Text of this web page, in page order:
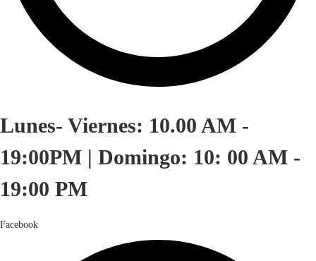
Lunes- Viernes: 10.00 AM -
19:00PM | Domingo: 10: 00 AM -
19:00 PM
Facebook